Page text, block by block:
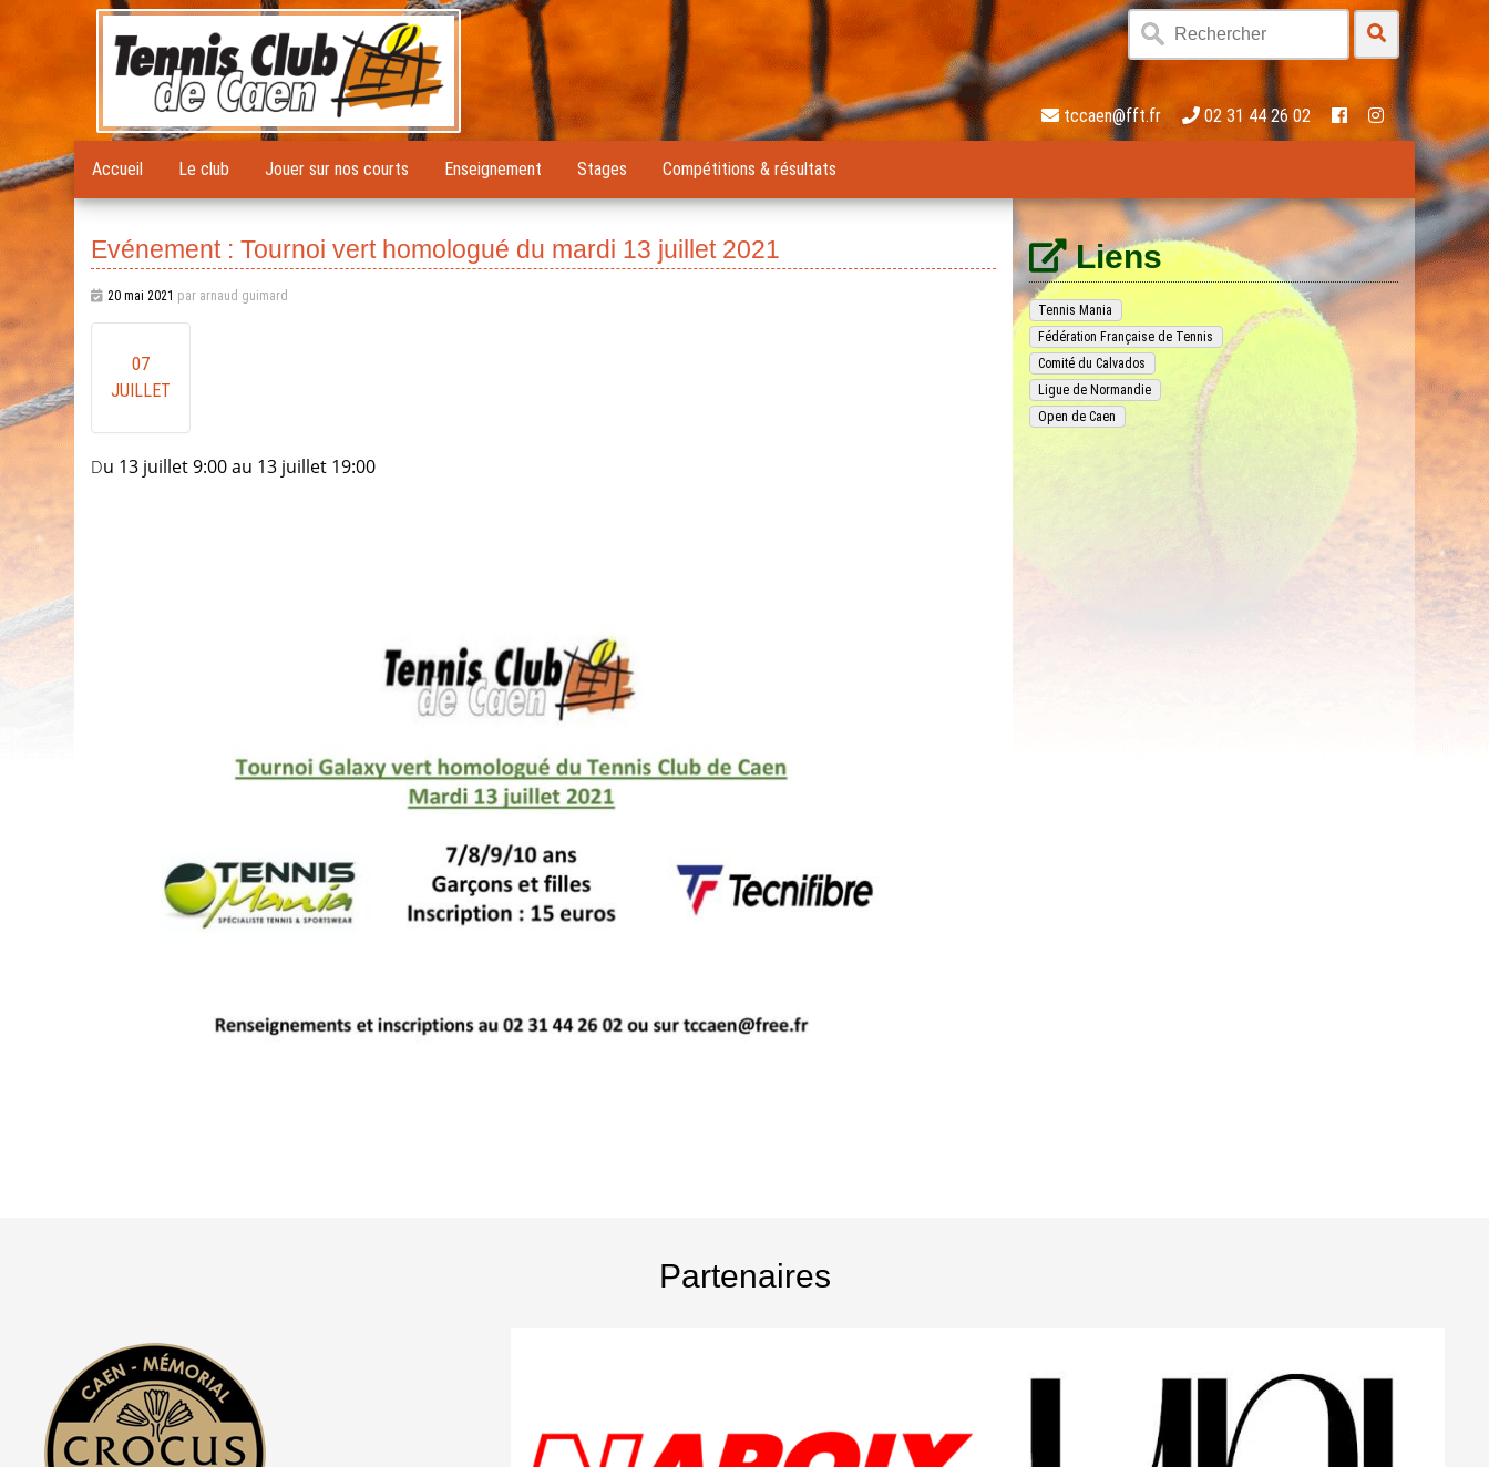
tccaen@fft.fr 02 31 44 26 02
Accueil Le club Jouer sur nos courts Enseignement Stages Compétitions & résultats
Evénement : Tournoi vert homologué du mardi 13 juillet 2021
20 mai 2021 par arnaud guimard
07
JUILLET
Du 13 juillet 9:00 au 13 juillet 19:00
Liens
Tennis Mania
Fédération Française de Tennis
Comité du Calvados
Ligue de Normandie
Open de Caen
Partenaires